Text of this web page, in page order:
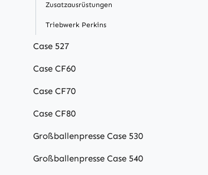
Zusatzausrüstungen
Triebwerk Perkins
Case 527
Case CF60
Case CF70
Case CF80
Großballenpresse Case 530
Großballenpresse Case 540